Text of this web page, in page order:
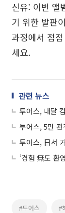
신유: 이번 앨
기 위한 발판
과정에서 점
세요.
관련 뉴스
투어스, 내달
‘경험 無도 환
#투어스 #